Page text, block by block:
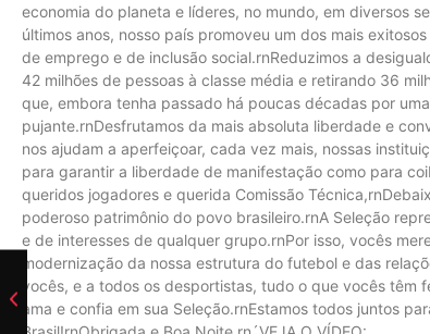
economia do planeta e líderes, no mundo, em diversos
últimos anos, nosso país promoveu um dos mais
de emprego e de inclusão social.rnReduzimos a
42 milhões de pessoas à classe média e retirando 36
que, embora tenha passado há poucas décadas por
pujante.rnDesfrutamos da mais absoluta liberdade e
nos ajudam a aperfeiçoar, cada vez mais, nossas
para garantir a liberdade de manifestação como para
queridos jogadores e querida Comissão
poderoso patrimônio do povo brasileiro.rnA Seleção
e de interesses de qualquer grupo.rnPor isso, vocês
modernização da nossa estrutura do futebol e das
vocês, e a todos os desportistas, tudo o que vocês têm
ama e confia em sua Seleção.rnEstamos todos juntos